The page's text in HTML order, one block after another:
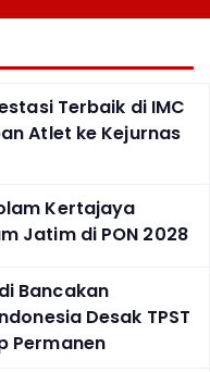
Terbaik di IMC
Atlet ke Kejurnas
Kertajaya
Jatim di PON 2028
Bancakan
Desak TPST
Permanen